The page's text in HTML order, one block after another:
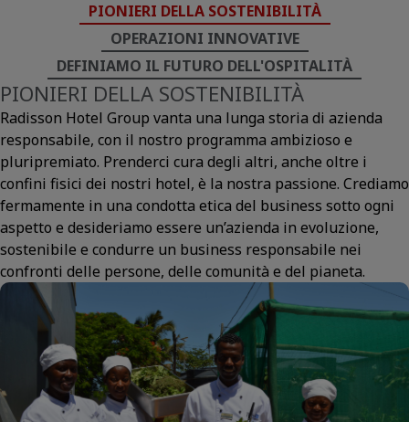
PIONIERI DELLA SOSTENIBILITÀ
OPERAZIONI INNOVATIVE
DEFINIAMO IL FUTURO DELL'OSPITALITÀ
PIONIERI DELLA SOSTENIBILITÀ
Radisson Hotel Group vanta una lunga storia di azienda
responsabile, con il nostro programma ambizioso e
pluripremiato. Prenderci cura degli altri, anche oltre i
confini fisici dei nostri hotel, è la nostra passione. Crediamo
fermamente in una condotta etica del business sotto ogni
aspetto e desideriamo essere un’azienda in evoluzione,
sostenibile e condurre un business responsabile nei
confronti delle persone, delle comunità e del pianeta.